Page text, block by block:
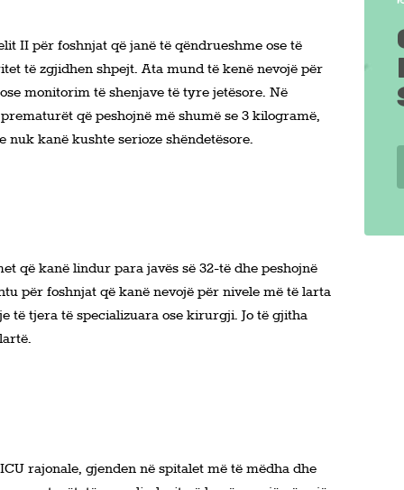
II për foshnjat që janë të qëndrueshme ose të
të zgjidhen shpejt. Ata mund të kenë nevojë për
monitorim të shenjave të tyre jetësore. Në
që peshojnë më shumë se 3 kilogramë,
nuk kanë kushte serioze shëndetësore.
që kanë lindur para javës së 32-të dhe peshojnë
për foshnjat që kanë nevojë për nivele më të larta
të tjera të specializuara ose kirurgji. Jo të gjitha
rajonale, gjenden në spitalet më të mëdha dhe